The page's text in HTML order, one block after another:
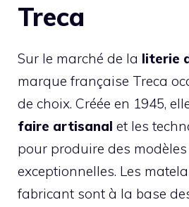
Treca
Sur le marché de la literie
marque française Treca
de choix. Créée en 1945,
faire artisanal et les
pour produire des
exceptionnelles. Les
fabricant sont à la base